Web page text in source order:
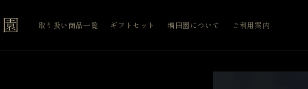
取り扱い商品一覧 ギフトセット 増田園について ご利用案内